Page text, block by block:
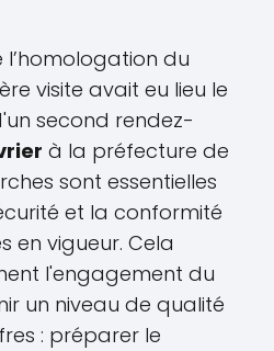
l’homologation du
visite avait eu lieu le
second rendez-
à la préfecture de
sont essentielles
et la conformité
en vigueur. Cela
l'engagement du
un niveau de qualité
: préparer le